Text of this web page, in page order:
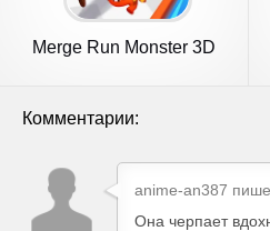
Merge Run Monster 3D
Комментарии:
anime-an387
Она черпает